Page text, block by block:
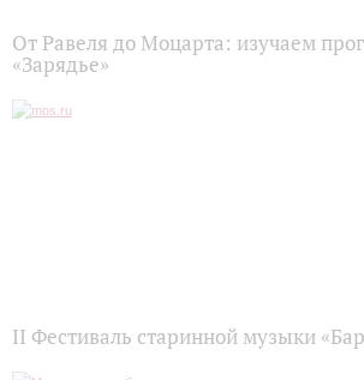
От Равеля до Моцарта: изучаем
«Зарядье»
II Фестиваль старинной музыки